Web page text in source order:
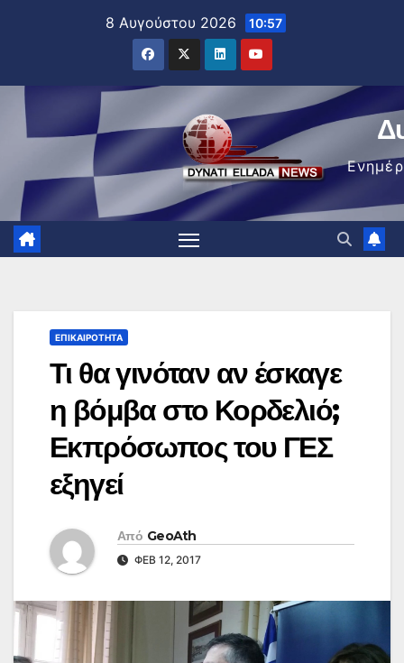
8 Αυγούστου 2026 10:57
ΕΠΙΚΑΙΡΌΤΗΤΑ
Τι θα γινόταν αν έσκαγε
η βόμβα στο Κορδελιό;
Εκπρόσωπος του ΓΕΣ
εξηγεί
Από GeoAth
ΦΕΒ 12, 2017